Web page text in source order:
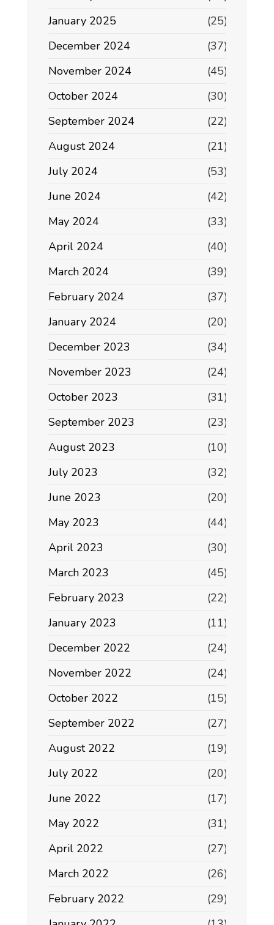
January 2025
(25)
December 2024
(37)
November 2024
(45)
October 2024
(30)
September 2024
(22)
August 2024
(21)
July 2024
(53)
June 2024
(42)
May 2024
(33)
April 2024
(40)
March 2024
(39)
February 2024
(37)
January 2024
(20)
December 2023
(34)
November 2023
(24)
October 2023
(31)
September 2023
(23)
August 2023
(10)
July 2023
(32)
June 2023
(20)
May 2023
(44)
April 2023
(30)
March 2023
(45)
February 2023
(22)
January 2023
(11)
December 2022
(24)
November 2022
(24)
October 2022
(15)
September 2022
(27)
August 2022
(19)
July 2022
(20)
June 2022
(17)
May 2022
(31)
April 2022
(27)
March 2022
(26)
February 2022
(29)